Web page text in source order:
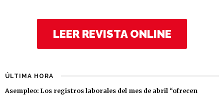
LEER REVISTA ONLINE
ÚLTIMA HORA
Asempleo: Los registros laborales del mes de abril “ofrecen